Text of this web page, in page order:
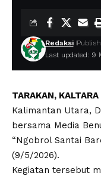
Last updated: 9
Redaksi
TARAKAN, KALTARA
Kalimantan Utara,
bersama Media
“Ngobrol Santai
(9/5/2026).
Kegiatan tersebut